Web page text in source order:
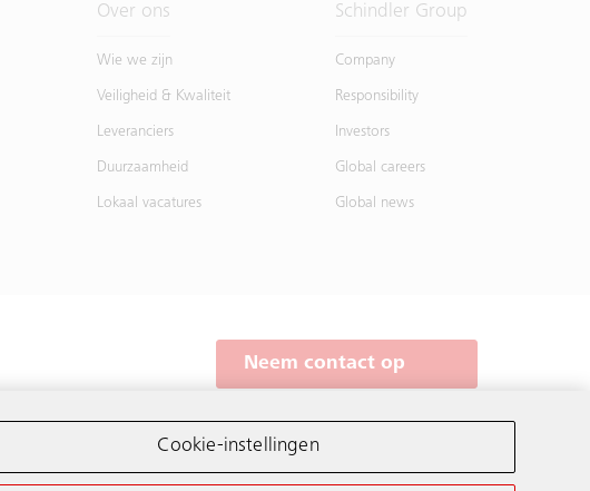
Over ons
Wie we zijn
Veiligheid & Kwaliteit
Leveranciers
Duurzaamheid
Lokaal vacatures
Schindler Group
Company
Responsibility
Investors
Global careers
Global news
Neem contact op
Schindler wereldwijd
Cookie-instellingen